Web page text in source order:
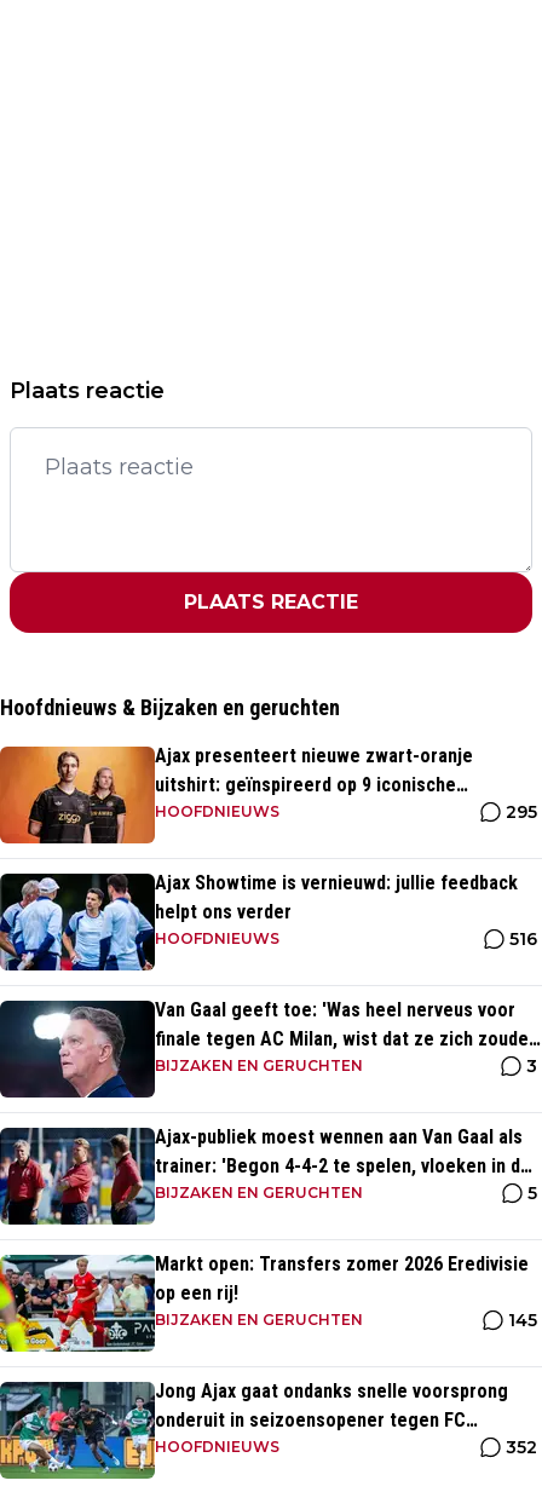
Plaats reactie
PLAATS REACTIE
Hoofdnieuws & Bijzaken en geruchten
Ajax presenteert nieuwe zwart-oranje
uitshirt: geïnspireerd op 9 iconische
momenten uit clubhistorie
HOOFDNIEUWS 295
Ajax Showtime is vernieuwd: jullie feedback
helpt ons verder
HOOFDNIEUWS 516
Van Gaal geeft toe: 'Was heel nerveus voor
finale tegen AC Milan, wist dat ze zich zouden
aanpassen'
BIJZAKEN EN GERUCHTEN 3
Ajax-publiek moest wennen aan Van Gaal als
trainer: 'Begon 4-4-2 te spelen, vloeken in de
kerk'
BIJZAKEN EN GERUCHTEN 5
Markt open: Transfers zomer 2026 Eredivisie
op een rij!
BIJZAKEN EN GERUCHTEN 145
Jong Ajax gaat ondanks snelle voorsprong
onderuit in seizoensopener tegen FC
Dordrecht
HOOFDNIEUWS 352